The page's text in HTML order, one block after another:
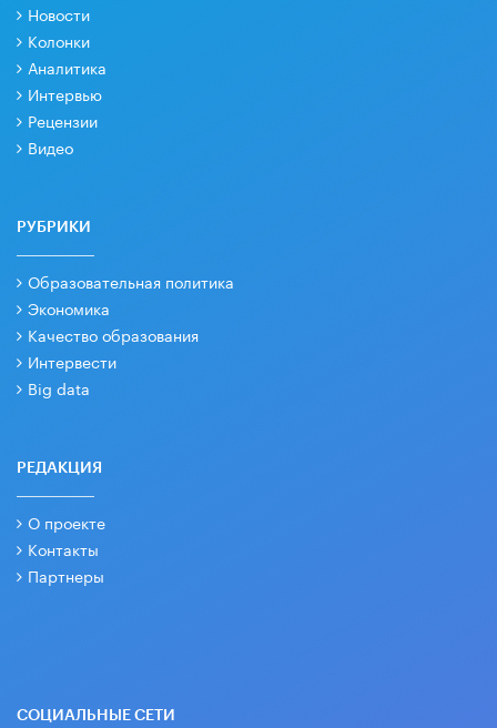
Новости
Колонки
Аналитика
Интервью
Рецензии
Видео
РУБРИКИ
Образовательная политика
Экономика
Качество образования
Интервести
Big data
РЕДАКЦИЯ
О проекте
Контакты
Партнеры
СОЦИАЛЬНЫЕ СЕТИ